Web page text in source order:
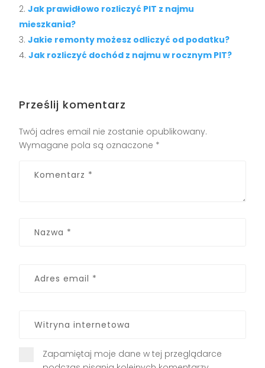
Jak prawidłowo rozliczyć PIT z najmu
mieszkania?
Jakie remonty możesz odliczyć od podatku?
Jak rozliczyć dochód z najmu w rocznym PIT?
Prześlij komentarz
Twój adres email nie zostanie opublikowany.
Wymagane pola są oznaczone *
Zapamiętaj moje dane w tej przeglądarce